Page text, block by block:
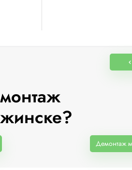
Демонтаж